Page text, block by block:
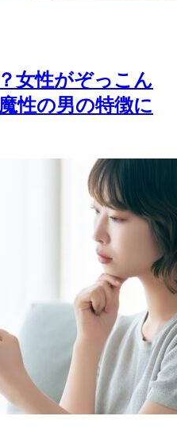
女性がぞっこん
性の男の特徴に